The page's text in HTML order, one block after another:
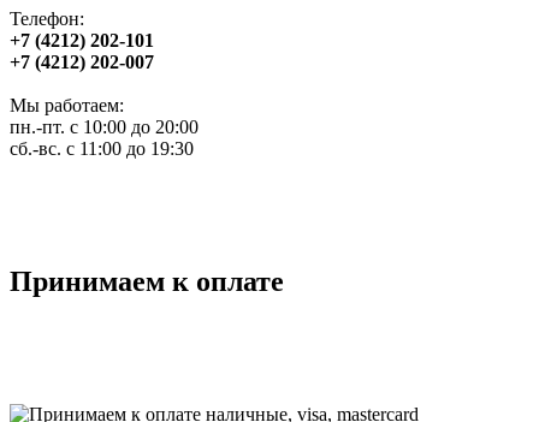
Телефон:
+7 (4212) 202-101
+7 (4212) 202-007
Мы работаем:
пн.-пт. с 10:00 до 20:00
сб.-вс. с 11:00 до 19:30
Принимаем к оплате